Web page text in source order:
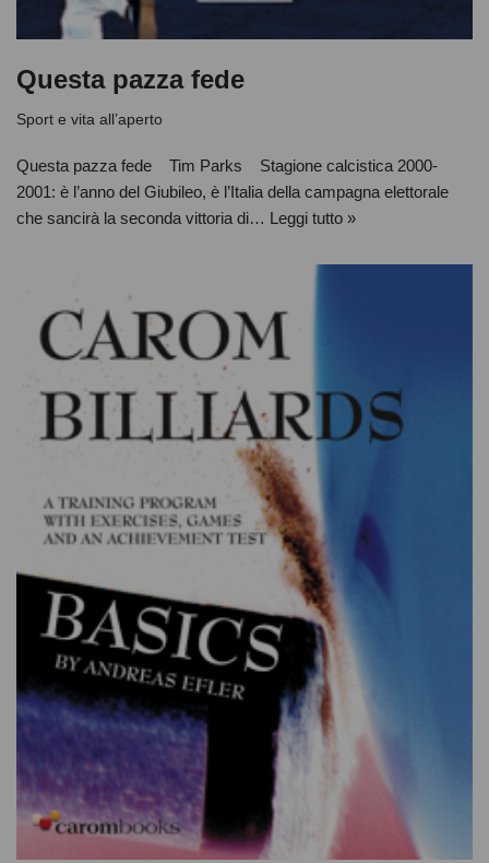
Questa pazza fede
Sport e vita all’aperto
Questa pazza fede Tim Parks Stagione calcistica 2000-
2001: è l’anno del Giubileo, è l’Italia della campagna elettorale
che sancirà la seconda vittoria di… Leggi tutto »